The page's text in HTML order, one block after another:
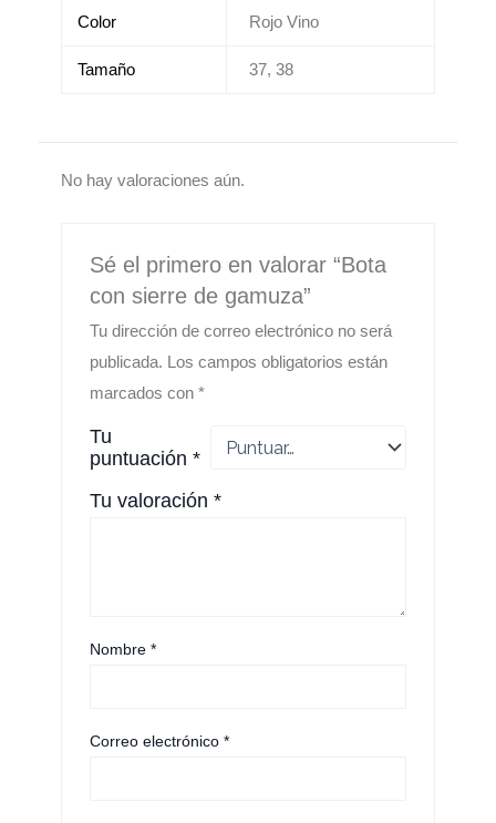
Color Rojo Vino
Tamaño 37, 38
No hay valoraciones aún.
Sé el primero en valorar “Bota
con sierre de gamuza”
Tu dirección de correo electrónico no será
publicada. Los campos obligatorios están
marcados con*
Tu
puntuación*
Tu valoración*
Nombre*
Correo electrónico*